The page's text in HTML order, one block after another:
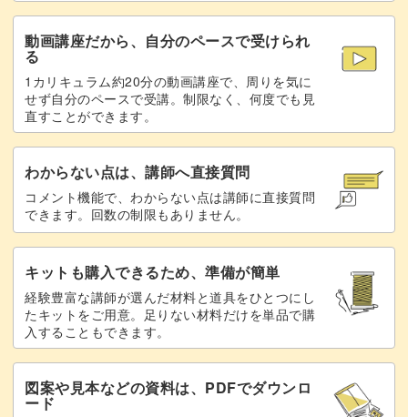
ょう♪
動画講座だから、自分のペースで受けられ
る
1カリキュラム約20分の動画講座で、周りを気に
せず自分のペースで受講。制限なく、何度でも見
直すことができます。
わからない点は、講師へ直接質問
コメント機能で、わからない点は講師に直接質問
できます。回数の制限もありません。
キットも購入できるため、準備が簡単
経験豊富な講師が選んだ材料と道具をひとつにし
たキットをご用意。足りない材料だけを単品で購
入することもできます。
図案や見本などの資料は、PDFでダウンロ
ード